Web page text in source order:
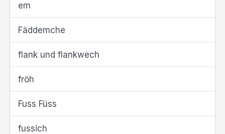
em
Fäddemche
flank und flankwech
fröh
Fuss Füss
fussich